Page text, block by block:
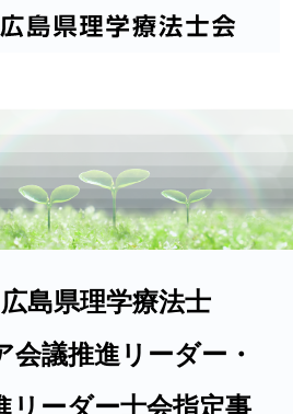
島県理学療法士
議推進リーダー・
リーダー士会指定事